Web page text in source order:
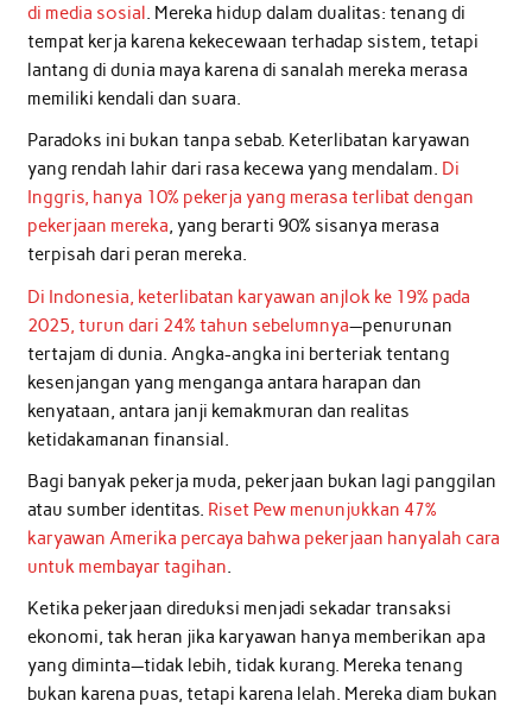
di media sosial. Mereka hidup dalam dualitas: tenang di
tempat kerja karena kekecewaan terhadap sistem, tetapi
lantang di dunia maya karena di sanalah mereka merasa
memiliki kendali dan suara.
Paradoks ini bukan tanpa sebab. Keterlibatan karyawan
yang rendah lahir dari rasa kecewa yang mendalam. Di
Inggris, hanya 10% pekerja yang merasa terlibat dengan
pekerjaan mereka, yang berarti 90% sisanya merasa
terpisah dari peran mereka.
Di Indonesia, keterlibatan karyawan anjlok ke 19% pada
2025, turun dari 24% tahun sebelumnya—penurunan
tertajam di dunia. Angka-angka ini berteriak tentang
kesenjangan yang menganga antara harapan dan
kenyataan, antara janji kemakmuran dan realitas
ketidakamanan finansial.
Bagi banyak pekerja muda, pekerjaan bukan lagi panggilan
atau sumber identitas. Riset Pew menunjukkan 47%
karyawan Amerika percaya bahwa pekerjaan hanyalah cara
untuk membayar tagihan.
Ketika pekerjaan direduksi menjadi sekadar transaksi
ekonomi, tak heran jika karyawan hanya memberikan apa
yang diminta—tidak lebih, tidak kurang. Mereka tenang
bukan karena puas, tetapi karena lelah. Mereka diam bukan